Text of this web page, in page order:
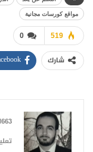
مواقع كورسات مجانية
0 519
شارك
1663